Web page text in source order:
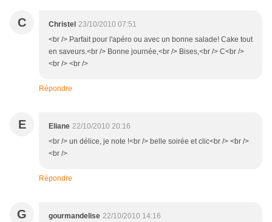
C Christel 23/10/2010 07:51
<br /> Parfait pour l'apéro ou avec un bonne salade! Cake tout
en saveurs.<br /> Bonne journée,<br /> Bises,<br /> C<br />
<br /> <br />
Répondre
E Eliane 22/10/2010 20:16
<br /> un délice, je note !<br /> belle soirée et clic<br /> <br />
<br />
Répondre
G gourmandelise 22/10/2010 14:16